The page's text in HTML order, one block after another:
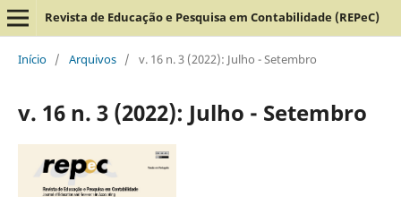
Revista de Educação e Pesquisa em Contabilidade (REPeC)
Início / Arquivos / v. 16 n. 3 (2022): Julho - Setembro
v. 16 n. 3 (2022): Julho - Setembro